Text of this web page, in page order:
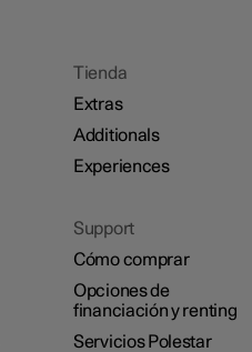
Tienda
Extras
Additionals
Experiences
Support
Cómo comprar
Opciones de
financiación y renting
Servicios Polestar